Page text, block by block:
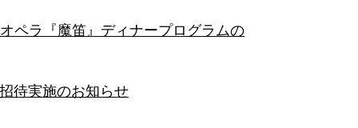
ラ『魔笛』ディナープログラムの
待実施のお知らせ